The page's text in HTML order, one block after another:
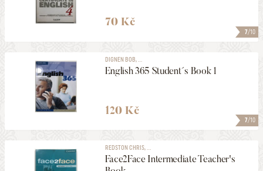
7/10
70 Kč
7/10
DIGNEN BOB, ...
English 365 Student´s Book 1
120 Kč
REDSTON CHRIS, ...
Face2Face Intermediate Teacher's